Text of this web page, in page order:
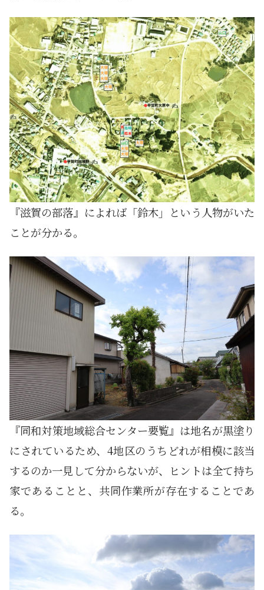
『滋賀の部落』によれば「鈴木」という人物がいた
ことが分かる。
『同和対策地域総合センター要覧』は地名が黒塗り
にされているため、4地区のうちどれが相模に該当
するのか一見して分からないが、ヒントは全て持ち
家であることと、共同作業所が存在することであ
る。